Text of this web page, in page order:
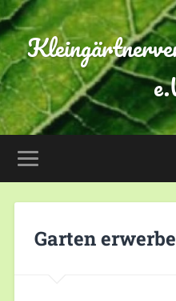
Garten